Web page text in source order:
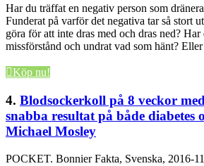
Har du träffat en negativ person som
Funderat på varför det negativa tar så stort
göra för att inte dras med och dras ned?
missförstånd och undrat vad som hänt?
Köp nu!
4. Blodsockerkoll på 8 veckor
snabba resultat på både diabetes
Michael Mosley
POCKET. Bonnier Fakta, Svenska, 2016-